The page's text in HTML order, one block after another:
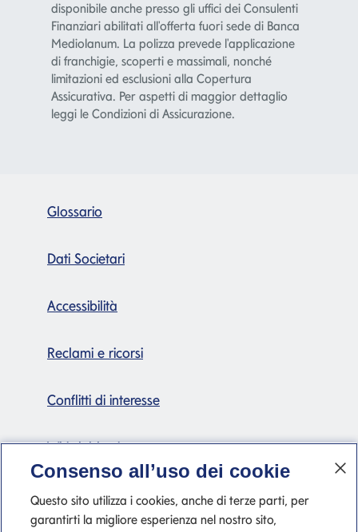
disponibile anche presso gli uffici dei Consulenti
Finanziari abilitati all'offerta fuori sede di Banca
Mediolanum. La polizza prevede l'applicazione
di franchigie, scoperti e massimali, nonché
limitazioni ed esclusioni alla Copertura
Assicurativa. Per aspetti di maggior dettaglio
leggi le Condizioni di Assicurazione.
Glossario
Dati Societari
Accessibilità
Reclami e ricorsi
Conflitti di interesse
Whistleblowing
Certificazioni
Consenso all’uso dei cookie
Questo sito utilizza i cookies, anche di terze parti, per
garantirti la migliore esperienza nel nostro sito,